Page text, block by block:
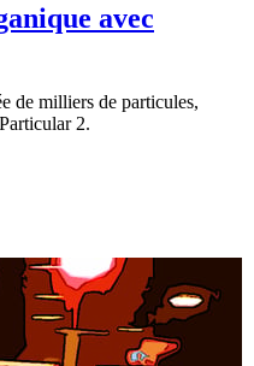
avec
de milliers de particules,
2.